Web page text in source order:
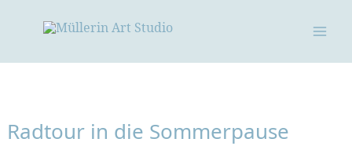
Radtour in die Sommerpause